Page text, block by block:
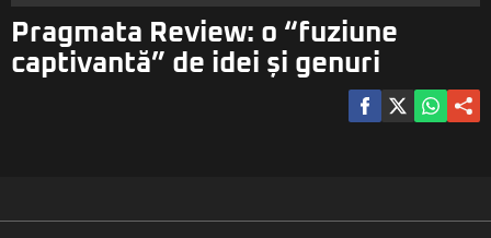
Pragmata Review: o “fuziune
captivantă” de idei și genuri